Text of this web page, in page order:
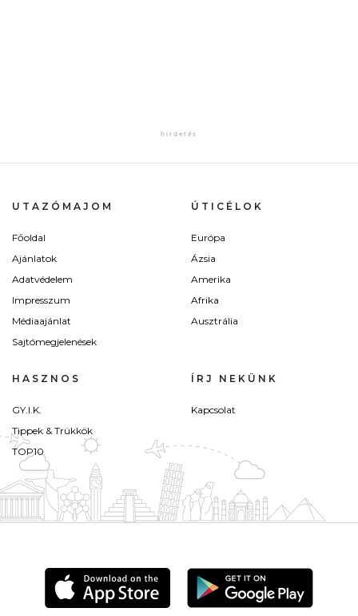
UTAZÓMAJOM
Főoldal
Ajánlatok
Adatvédelem
Impresszum
Médiaajánlat
Sajtómegjelenések
ÚTICÉLOK
Európa
Ázsia
Amerika
Afrika
Ausztrália
HASZNOS
GY.I.K.
Tippek & Trükkök
TOP10
ÍRJ NEKÜNK
Kapcsolat